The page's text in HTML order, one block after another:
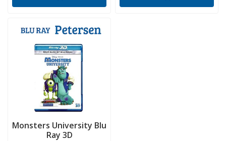
Monsters University Blu
Ray 3D